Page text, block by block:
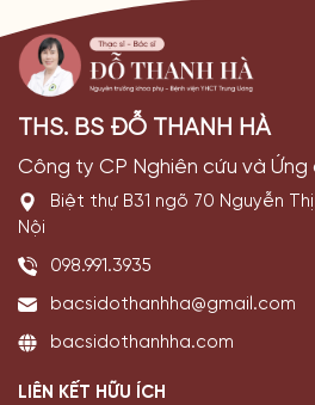
THS. BS ĐỖ THANH HÀ
Công ty CP Nghiên cứu và
Biệt thự B31 ngõ 70 Nguyễn
Nội
098.991.3935
bacsidothanhha@gmail.com
bacsidothanhha.com
LIÊN KẾT HỮU ÍCH